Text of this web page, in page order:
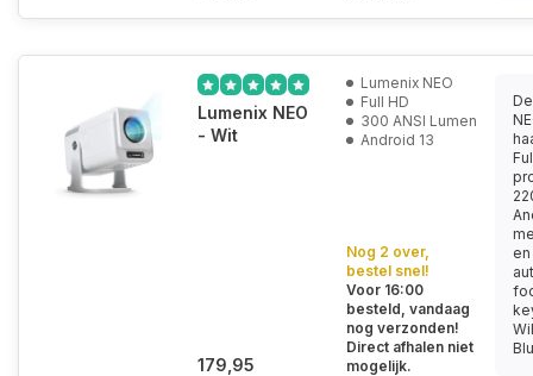
Lumenix NEO
- Wit
179,95
Lumenix NEO
Full HD
300 ANSI Lumen
Android 13
Nog 2 over,
bestel snel!
Voor 16:00
besteld, vandaag
nog verzonden!
Direct afhalen niet
mogelijk.